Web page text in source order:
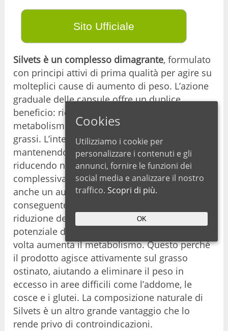
Sito Ufficiale
Silvets è un complesso dimagrante, formulato
con principi attivi di prima qualità per agire su
molteplici cause di aumento di peso. L’azione
graduale delle capsule offre un duplice
beneficio: riduce il desiderio e stimola il
metabolismo per favorire la combustione dei
grassi. L’integratore controlla l’appetito,
mantenendo il senso di sazietà più a lungo e
riducendo naturalmente l’assunzione
complessiva di cibo. I clienti sperimentano
anche un aumento dei livelli di energia, con
conseguente miglioramento del benessere,
riduzione della stanchezza e aumento del
potenziale di costruzione muscolare, che a sua
volta aumenta il metabolismo. Questo perché
il prodotto agisce attivamente sul grasso
ostinato, aiutando a eliminare il peso in
eccesso in aree difficili come l’addome, le
cosce e i glutei. La composizione naturale di
Silvets è un altro grande vantaggio che lo
rende privo di controindicazioni.
Cookies
Utilizziamo i cookie per
personalizzare i contenuti e gli
annunci, fornire le funzioni dei
social media e analizzare il nostro
traffico. Scopri di più.
OK